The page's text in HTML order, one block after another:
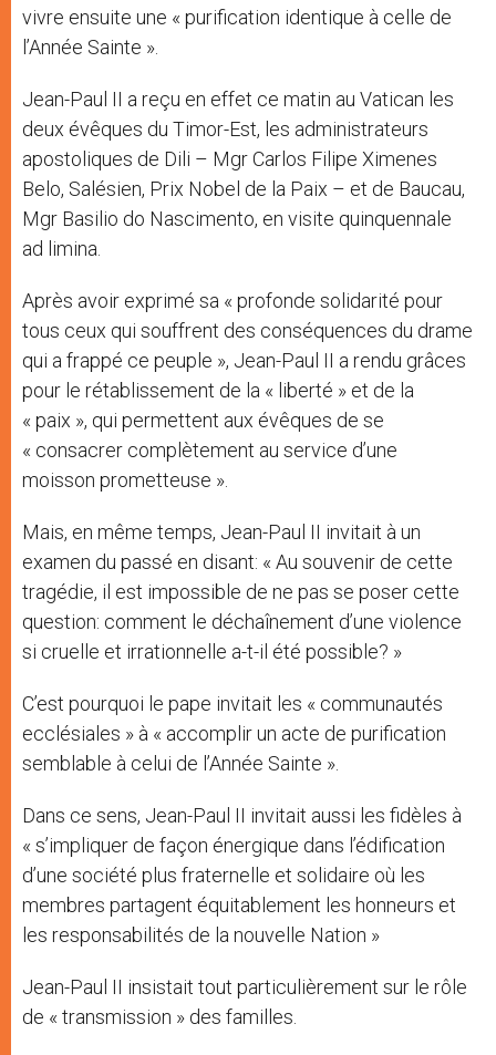
vivre ensuite une « purification identique à celle de
l’Année Sainte ».
Jean-Paul II a reçu en effet ce matin au Vatican les
deux évêques du Timor-Est, les administrateurs
apostoliques de Dili – Mgr Carlos Filipe Ximenes
Belo, Salésien, Prix Nobel de la Paix – et de Baucau,
Mgr Basilio do Nascimento, en visite quinquennale
ad limina.
Après avoir exprimé sa « profonde solidarité pour
tous ceux qui souffrent des conséquences du drame
qui a frappé ce peuple », Jean-Paul II a rendu grâces
pour le rétablissement de la « liberté » et de la
« paix », qui permettent aux évêques de se
« consacrer complètement au service d’une
moisson prometteuse ».
Mais, en même temps, Jean-Paul II invitait à un
examen du passé en disant: « Au souvenir de cette
tragédie, il est impossible de ne pas se poser cette
question: comment le déchaînement d’une violence
si cruelle et irrationnelle a-t-il été possible? »
C’est pourquoi le pape invitait les « communautés
ecclésiales » à « accomplir un acte de purification
semblable à celui de l’Année Sainte ».
Dans ce sens, Jean-Paul II invitait aussi les fidèles à
« s’impliquer de façon énergique dans l’édification
d’une société plus fraternelle et solidaire où les
membres partagent équitablement les honneurs et
les responsabilités de la nouvelle Nation »
Jean-Paul II insistait tout particulièrement sur le rôle
de « transmission » des familles.